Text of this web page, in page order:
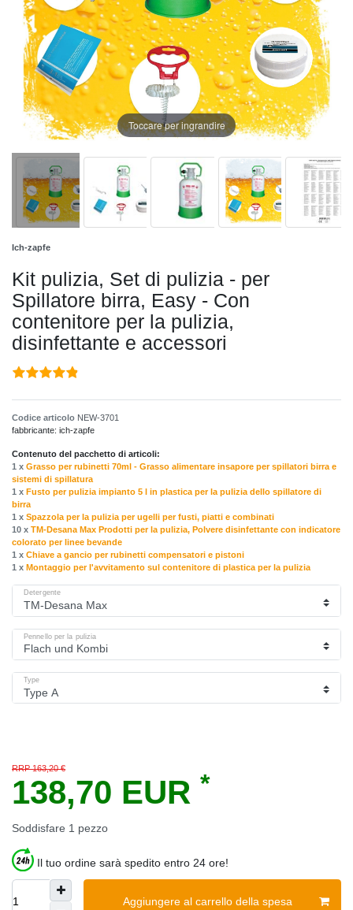
Toccare per ingrandire
Ich-zapfe
Kit pulizia, Set di pulizia - per
Spillatore birra, Easy - Con
contenitore per la pulizia,
disinfettante e accessori
Codice articolo NEW-3701
fabbricante: ich-zapfe
Contenuto del pacchetto di articoli:
1 x Grasso per rubinetti 70ml - Grasso alimentare insapore per spillatori birra e
sistemi di spillatura
1 x Fusto per pulizia impianto 5 l in plastica per la pulizia dello spillatore di
birra
1 x Spazzola per la pulizia per ugelli per fusti, piatti e combinati
10 x TM-Desana Max Prodotti per la pulizia, Polvere disinfettante con indicatore
colorato per linee bevande
1 x Chiave a gancio per rubinetti compensatori e pistoni
1 x Montaggio per l'avvitamento sul contenitore di plastica per la pulizia
Detergente
Pennello per la pulizia
Type
RRP 163,20 €
138,70 EUR *
Soddisfare 1 pezzo
Il tuo ordine sarà spedito entro 24 ore!
Aggiungere al carrello della spesa